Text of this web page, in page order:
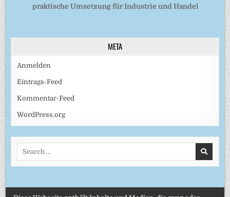
praktische Umsetzung für Industrie und Handel
META
Anmelden
Eintrags-Feed
Kommentar-Feed
WordPress.org